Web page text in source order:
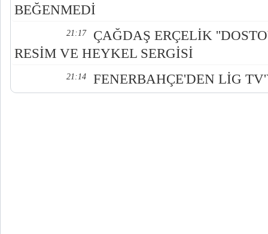
BEĞENMEDİ
21:17
ÇAĞDAŞ ERÇELİK
RESİM VE HEYKEL SERGİSİ
21:14 FENERBAHÇE'DEN LİG